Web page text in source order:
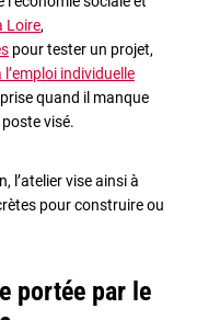
Loire,
pour tester un projet,
individuelle
quand il manque
visé.
l’atelier vise ainsi à
pour construire ou
portée par le